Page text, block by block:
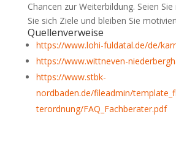
Chancen zur Weiterbildung. Seien
Sie sich Ziele und bleiben Sie
Quellenverweise
https://www.lohi-fuldatal.de/de/
https://www.wittneven-
https://www.stbk-
nordbaden.de/fileadmin/
terordnung/FAQ_Fachberater.pdf